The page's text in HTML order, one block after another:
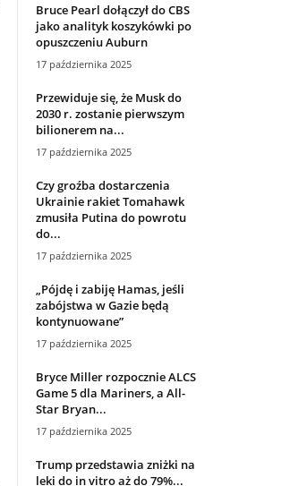
Bruce Pearl dołączył do CBS
jako analityk koszykówki po
opuszczeniu Auburn
17 października 2025
Przewiduje się, że Musk do
2030 r. zostanie pierwszym
bilionerem na...
17 października 2025
Czy groźba dostarczenia
Ukrainie rakiet Tomahawk
zmusiła Putina do powrotu
do...
17 października 2025
„Pójdę i zabiję Hamas, jeśli
zabójstwa w Gazie będą
kontynuowane”
17 października 2025
Bryce Miller rozpocznie ALCS
Game 5 dla Mariners, a All-
Star Bryan...
17 października 2025
Trump przedstawia zniżki na
leki do in vitro aż do 79%...